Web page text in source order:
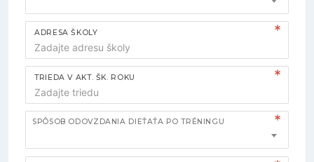
ADRESA ŠKOLY
TRIEDA V AKT. ŠK. ROKU
SPÔSOB ODOVZDANIA DIEŤAŤA PO TRÉNINGU